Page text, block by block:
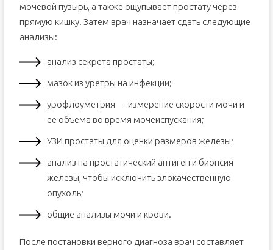
мочевой пузырь, а также ощупывает простату через
прямую кишку. Затем врач назначает сдать следующие
анализы:
анализ секрета простаты;
мазок из уретры на инфекции;
урофлоуметрия — измерение скорости мочи и
ее объема во время мочеиспускания;
УЗИ простаты для оценки размеров железы;
анализ на простатический антиген и биопсия
железы, чтобы исключить злокачественную
опухоль;
общие анализы мочи и крови.
После постановки верного диагноза врач составляет